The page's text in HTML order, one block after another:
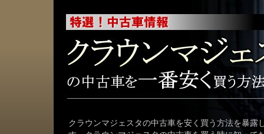
クラウンマジェスタの中古車を安く買う方法を暴露